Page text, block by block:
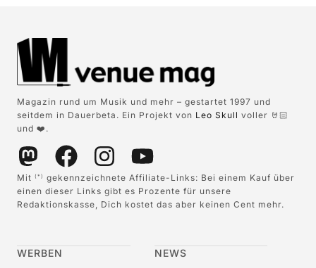
Magazin rund um Musik und mehr – gestartet 1997 und
seitdem in Dauerbeta. Ein Projekt von Leo Skull voller 🤘🏻
und ❤️.
Mit (*)
gekennzeichnete Affiliate-Links: Bei einem Kauf über
einen dieser Links gibt es Prozente für unsere
Redaktionskasse, Dich kostet das aber keinen Cent mehr.
WERBEN
NEWS